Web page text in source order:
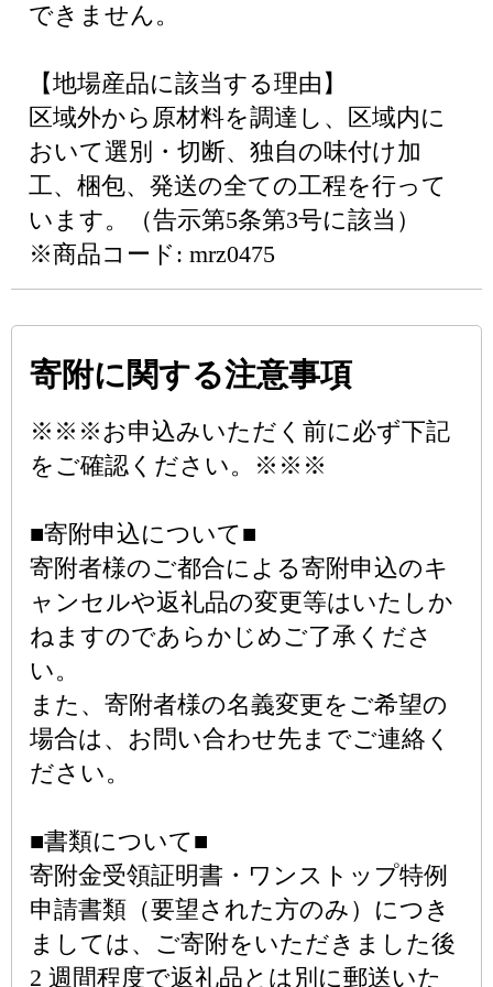
できません。
【地場産品に該当する理由】
区域外から原材料を調達し、区域内に
おいて選別・切断、独自の味付け加
工、梱包、発送の全ての工程を行って
います。（告示第5条第3号に該当）
※商品コード: mrz0475
寄附に関する注意事項
※※※お申込みいただく前に必ず下記
をご確認ください。※※※
■寄附申込について■
寄附者様のご都合による寄附申込のキ
ャンセルや返礼品の変更等はいたしか
ねますのであらかじめご了承くださ
い。
また、寄附者様の名義変更をご希望の
場合は、お問い合わせ先までご連絡く
ださい。
■書類について■
寄附金受領証明書・ワンストップ特例
申請書類（要望された方のみ）につき
ましては、ご寄附をいただきました後
2 週間程度で返礼品とは別に郵送いた